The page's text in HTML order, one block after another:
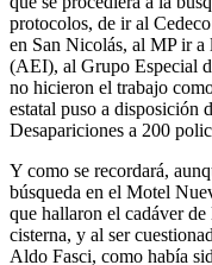
protocolos, de ir al
en San Nicolás, al MP ir a
(AEI), al Grupo Especial
no hicieron el trabajo
estatal puso a disposición
Desapariciones a 200
Y como se recordará,
búsqueda en el Motel
que hallaron el cadáver
cisterna, y al ser
Aldo Fasci, como había